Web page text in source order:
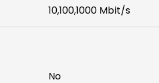
10,100,1000 Mbit/s
No